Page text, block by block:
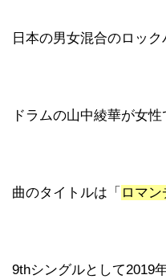
日本の男女混合のロック
ドラムの山中綾華が女性
曲のタイトルは「 ロマ
9thシングルとして2019